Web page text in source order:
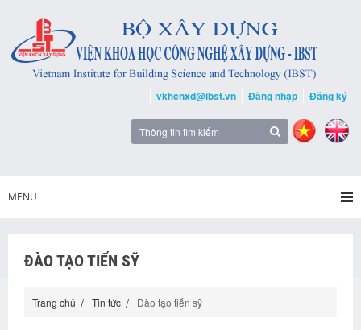
vkhcnxd@ibst.vn Đăng nhập Đăng ký
MENU
ĐÀO TẠO TIẾN SỸ
Trang chủ Tin tức Đào tạo tiến sỹ